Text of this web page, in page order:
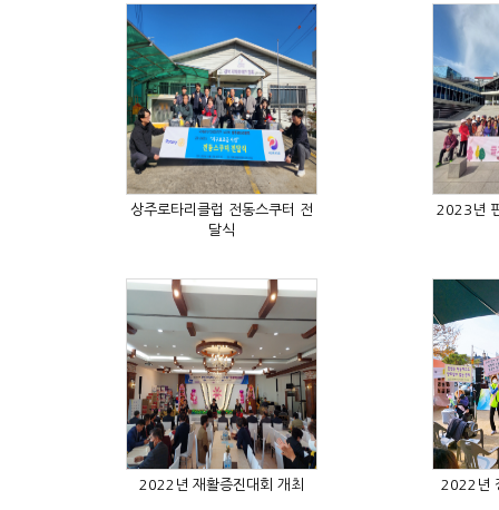
달식
2022년 재활증진대회 개최 2022년